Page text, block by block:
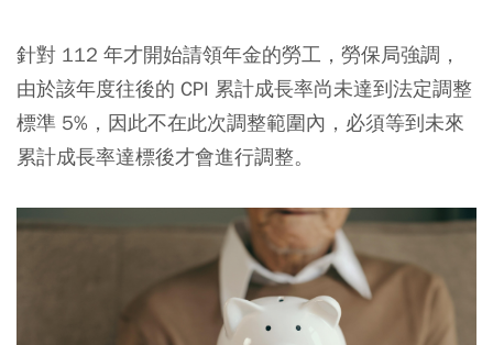
針對 112 年才開始請領年金的勞工，勞保局強調，
由於該年度往後的 CPI 累計成長率尚未達到法定調整
標準 5%，因此不在此次調整範圍內，必須等到未來
累計成長率達標後才會進行調整。